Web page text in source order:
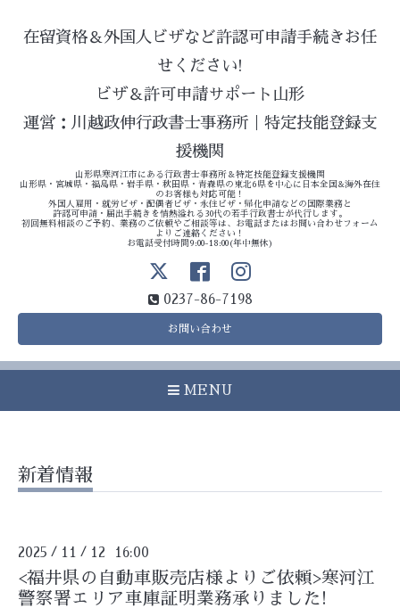
在留資格＆外国人ビザなど許認可申請手続きお任
せください!
ビザ＆許可申請サポート山形
運営：川越政伸行政書士事務所｜特定技能登録支
援機関
山形県寒河江市にある行政書士事務所＆特定技能登録支援機関
山形県・宮城県・福島県・岩手県・秋田県・青森県の東北6県を中心に日本全国&海外在住
のお客様も対応可能！
外国人雇用・就労ビザ・配偶者ビザ・永住ビザ・帰化申請などの国際業務と
許認可申請・届出手続きを情熱溢れる30代の若手行政書士が代行します。
初回無料相談のご予約、業務のご依頼やご相談等は、お電話またはお問い合わせフォーム
よりご連絡ください！
お電話受付時間9:00-18:00(年中無休)
0237-86-7198
お問い合わせ
MENU
新着情報
2025 / 11 / 12 16:00
<福井県の自動車販売店様よりご依頼>寒河江
警察署エリア車庫証明業務承りました!